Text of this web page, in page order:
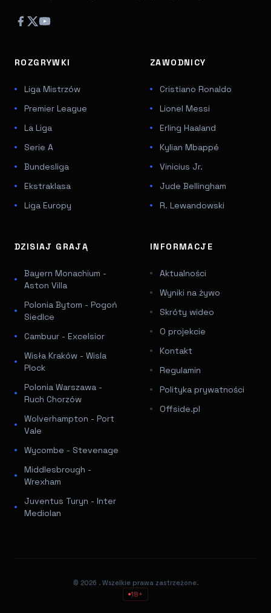
ROZGRYWKI
Liga Mistrzów
Premier League
La Liga
Serie A
Bundesliga
Ekstraklasa
Liga Europy
ZAWODNICY
Cristiano Ronaldo
Lionel Messi
Erling Haaland
Kylian Mbappé
Vinicius Jr.
Jude Bellingham
R. Lewandowski
DZISIAJ GRAJĄ
Bayern Monachium -
Aston Villa
Polonia Bytom - Pogoń
Siedlce
Cambuur - Excelsior
Wisła Kraków - Wisla
Plock
Polonia Warszawa -
Ruch Chorzów
Wolverhampton - Port
Vale
Wycombe - Stevenage
Middlesbrough -
Wrexham
Juventus Turyn - Inter
Mediolan
INFORMACJE
Aktualności
Wyniki na żywo
Skróty wideo
O projekcie
Kontakt
Regulamin
Polityka prywatności
Offside.pl
© 2026 . Wszelkie prawa zastrzeżone.
18+